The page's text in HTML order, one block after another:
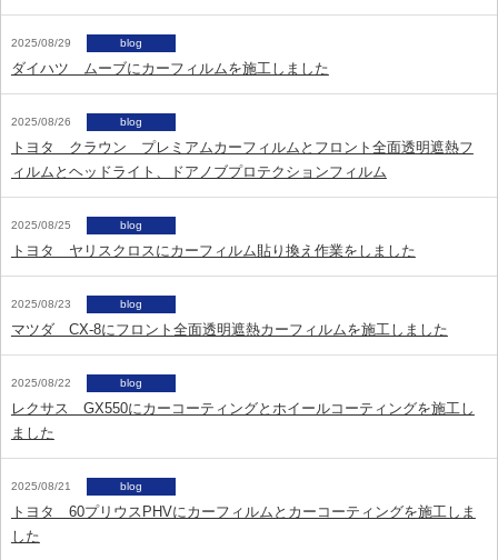
2025/08/29 blog
ダイハツ ムーブにカーフィルムを施工しました
2025/08/26 blog
トヨタ クラウン プレミアムカーフィルムとフロント全面透明遮熱フ
ィルムとヘッドライト、ドアノブプロテクションフィルム
2025/08/25 blog
トヨタ ヤリスクロスにカーフィルム貼り換え作業をしました
2025/08/23 blog
マツダ CX-8にフロント全面透明遮熱カーフィルムを施工しました
2025/08/22 blog
レクサス GX550にカーコーティングとホイールコーティングを施工し
ました
2025/08/21 blog
トヨタ 60プリウスPHVにカーフィルムとカーコーティングを施工しま
した